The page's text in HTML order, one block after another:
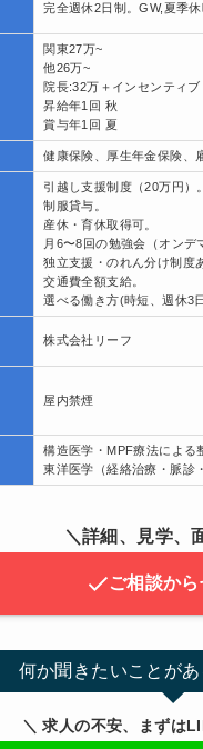
完全週休2日制。GW,夏季休
関東27万~
他26万~
院長:32万＋インセンティブ
昇給年1回 秋
賞与年1回 夏
健康保険、厚生年金保険、
引越し支援制度（20万円）
制服貸与。
産休・育休取得可。
月6〜8回の勉強会（オンデ
独立支援・のれん分け制度
交通費全額支給。
選べる働き方(時短、週休3
株式会社リーフ
屋内禁煙
構造医学・MPF療法による
東洋医学（経絡治療・脈診
＼詳細、見学、
ご相談から
何か聞きたいことがあ
＼ 求人の不安、まずは